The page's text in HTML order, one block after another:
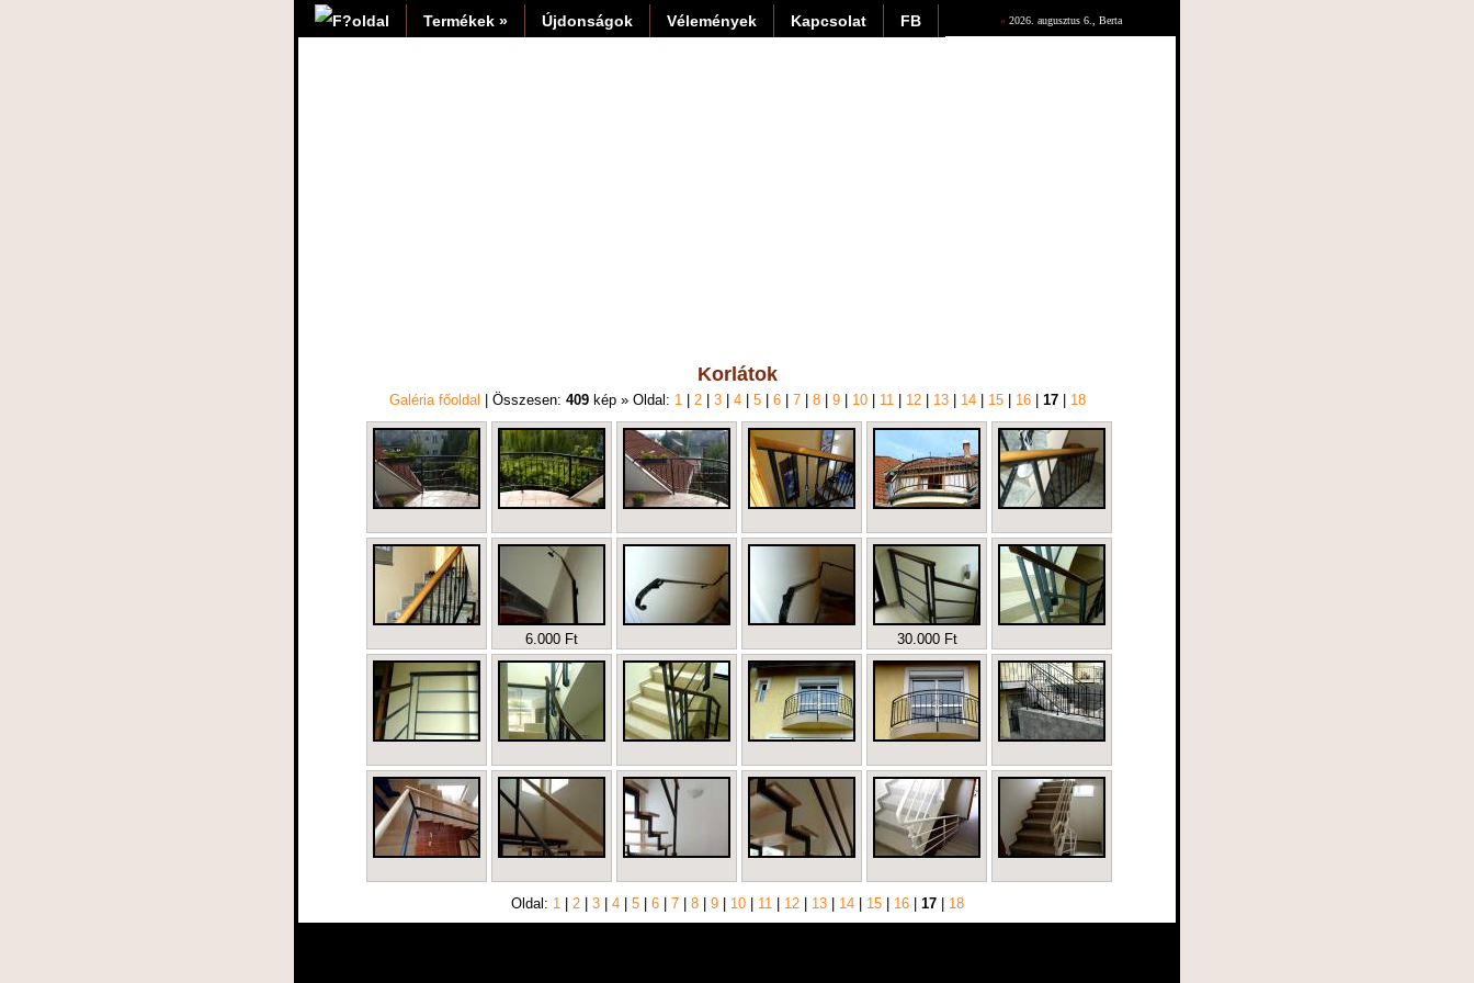
Termékek » Újdonságok Vélemények Kapcsolat FB » 2026. augusztus 6., Berta
Korlátok
Galéria főoldal | Összesen: 409kép » Oldal: 1| 2| 3| 4| 5| 6| 7| 8| 9| 10| 11| 12| 13| 14| 15| 16| 17| 18
6.000 Ft 30.000 Ft
Oldal: 1| 2| 3| 4| 5| 6| 7| 8| 9| 10| 11| 12| 13| 14| 15| 16| 17| 18